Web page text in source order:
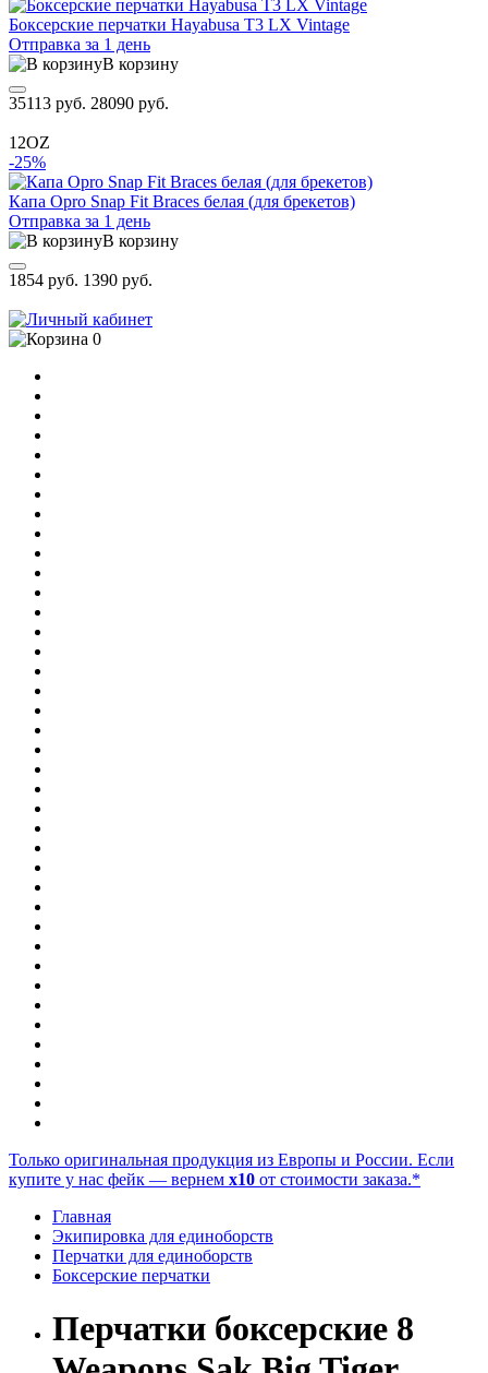
Боксерские перчатки Hayabusa T3 LX Vintage
Отправка за 1 день
В корзину
35113 руб. 28090 руб.
12OZ
-25%
Капа Opro Snap Fit Braces белая (для брекетов)
Отправка за 1 день
В корзину
1854 руб. 1390 руб.
0
Только оригинальная продукция из Европы и России. Если
купите у нас фейк — вернем x10 от стоимости заказа.*
Главная
Экипировка для единоборств
Перчатки для единоборств
Боксерские перчатки
Перчатки боксерские 8